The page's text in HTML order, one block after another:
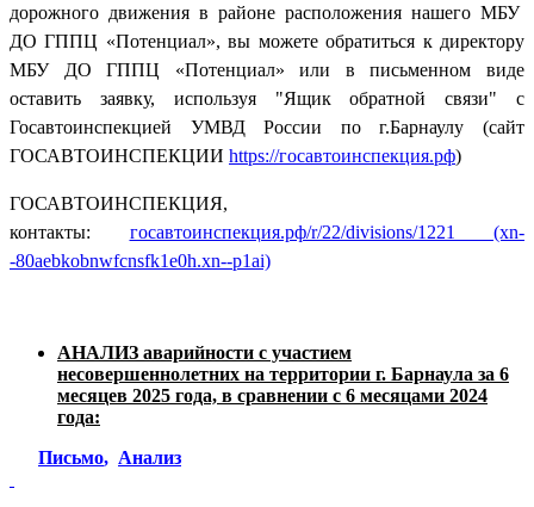
дорожного движения в районе расположения нашего МБУ
ДО ГППЦ «Потенциал», вы можете обратиться к директору
МБУ ДО ГППЦ «Потенциал» или в письменном виде
оставить заявку, используя "Ящик обратной связи" с
Госавтоинспекцией УМВД России по г.Барнаулу (сайт
ГОСАВТОИНСПЕКЦИИ https://госавтоинспекция.рф)
ГОСАВТОИНСПЕКЦИЯ,
контакты: госавтоинспекция.рф/r/22/divisions/1221 (xn-
-80aebkobnwfcnsfk1e0h.xn--p1ai)
АНАЛИЗ аварийности с участием
несовершеннолетних на территории г. Барнаула за 6
месяцев 2025 года, в сравнении с 6 месяцами 2024
года:
Письмо, Анализ